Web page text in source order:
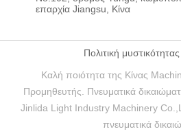
επαρχία Jiangsu, Κίνα
Πολιτική μυστικότητας
Καλή ποιότητα της Κίνας
Προμηθευτής. Πνευματικά
Jinlida Light Industry Machinery
πνευματικά